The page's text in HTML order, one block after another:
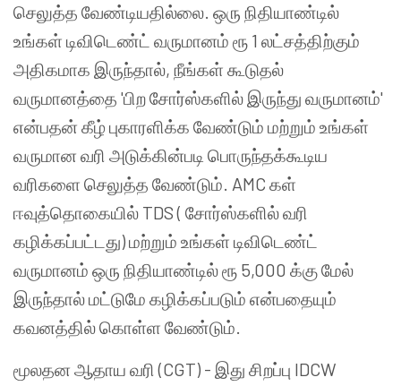
செலுத்த வேண்டியதில்லை. ஒரு நிதியாண்டில்
உங்கள் டிவிடெண்ட் வருமானம் ரூ 1 லட்சத்திற்கும்
அதிகமாக இருந்தால், நீங்கள் கூடுதல்
வருமானத்தை 'பிற சோர்ஸ்களில் இருந்து வருமானம்'
என்பதன் கீழ் புகாரளிக்க வேண்டும் மற்றும் உங்கள்
வருமான வரி அடுக்கின்படி பொருந்தக்கூடிய
வரிகளை செலுத்த வேண்டும். AMC கள்
ஈவுத்தொகையில் TDS ( சோர்ஸ்களில் வரி
கழிக்கப்பட்டது) மற்றும் உங்கள் டிவிடெண்ட்
வருமானம் ஒரு நிதியாண்டில் ரூ 5,000 க்கு மேல்
இருந்தால் மட்டுமே கழிக்கப்படும் என்பதையும்
கவனத்தில் கொள்ள வேண்டும்.
மூலதன ஆதாய வரி (CGT) - இது சிறப்பு IDCW